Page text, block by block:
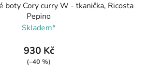
boty Cory curry W - tkanička, Ricosta
Pepino
Skladem*
930 Kč
(–40 %)